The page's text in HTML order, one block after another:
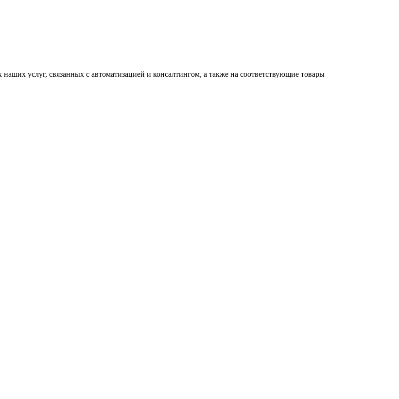
услуг, связанных с автоматизацией и консалтингом, а также на соответствующие товары